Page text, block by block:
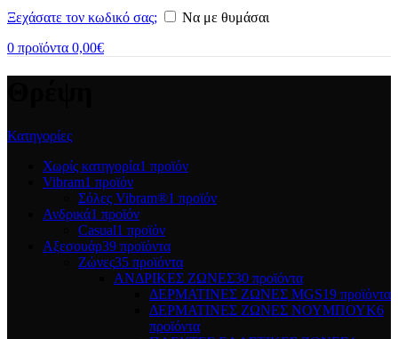
Ξεχάσατε τον κωδικό σας;
Να με θυμάσαι
0 προϊόντα 0,00€
Κατηγορίες
Χωρίς κατηγορία1 προϊόν
Vibram1 προϊόν
Σόλες Vibram®1 προϊόν
Ανδρικά1 προϊόν
Casual1 προϊόν
Αξεσουάρ39 προϊόντα
Ζώνες35 προϊόντα
ΑΝΔΡΙΚΕΣ ΖΩΝΕΣ30 προϊόντα
ΔΕΡΜΑΤΙΝΕΣ ΖΩΝΕΣ MGS19 προϊόντα
ΔΕΡΜΑΤΙΝΕΣ ΖΩΝΕΣ ΝΟΥΜΠΟΥΚ6
προϊόντα